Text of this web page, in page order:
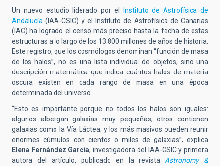
Un nuevo estudio liderado por el
Instituto de Astrofísica de
Andalucía (IAA-CSIC) y el Instituto de Astrofísica de Canarias
(IAC) ha logrado el censo más preciso hasta la fecha de estas
estructuras a lo largo de los 13.800 millones de años de historia.
Este registro, que los cosmólogos denominan “función de masa
de los halos”, no es una lista individual de objetos, sino una
descripción matemática que indica cuántos halos de materia
oscura existen en cada rango de masa en una época
determinada del universo.
“Esto es importante porque no todos los halos son iguales:
algunos albergan galaxias muy pequeñas; otros contienen
galaxias como la Vía Láctea; y los más masivos pueden reunir
enormes cúmulos con cientos o miles de galaxias”, explica
Elena Fernández García, investigadora del IAA-CSIC y primera
autora del artículo, publicado en la revista Astronomy &